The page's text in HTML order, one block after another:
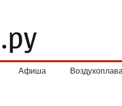
Афиша